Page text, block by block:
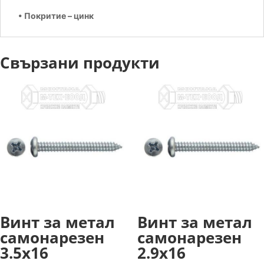
• Покритие – цинк
Свързани продукти
Винт за метал
самонарезен
3.5х16
Винт за метал
самонарезен
2.9х16